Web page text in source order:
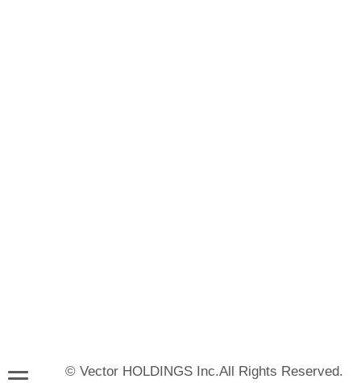
© Vector HOLDINGS Inc.All Rights Reserved.